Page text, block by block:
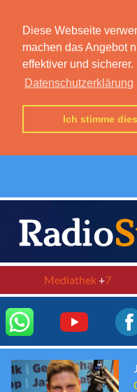
Diese Webseite
machen das Angebot
effektiver und sicherer.
Datenschutzerklärung
Ich stimme
Mediathek+7